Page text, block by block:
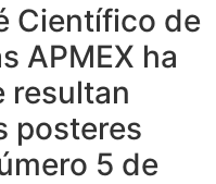
Científico de
APMEX ha
resultan
posteres
5 de